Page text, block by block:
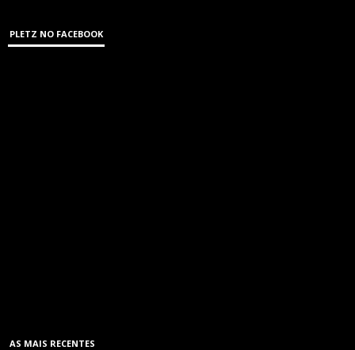
PLETZ NO FACEBOOK
AS MAIS RECENTES